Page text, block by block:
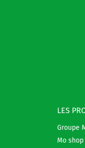
LES
Groupe
Mo